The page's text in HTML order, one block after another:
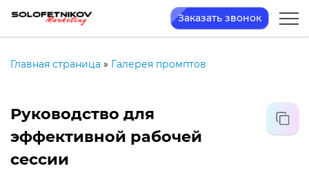
Заказать звонок
Главная страница » Галерея промптов
Руководство для
эффективной рабочей
сессии